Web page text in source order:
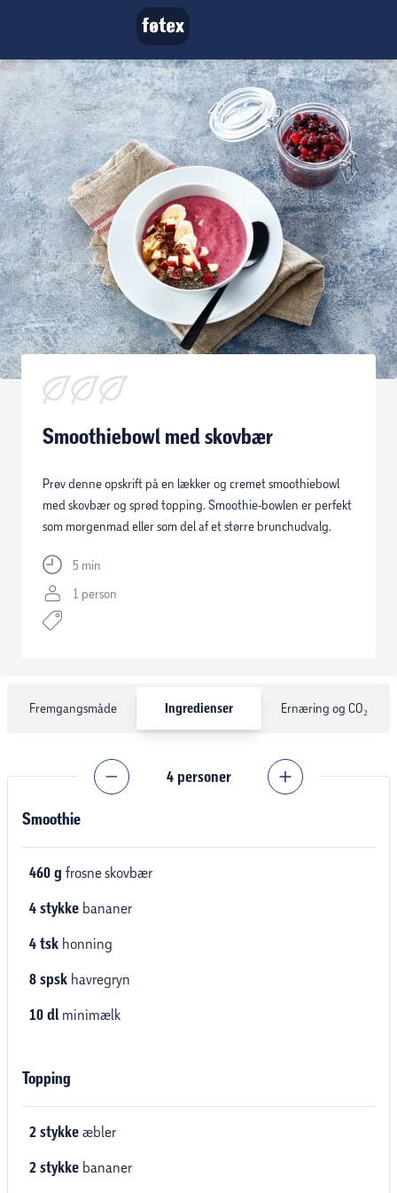
Smoothiebowl med skovbær
Prøv denne opskrift på en lækker og cremet smoothiebowl
med skovbær og sprød topping. Smoothie-bowlen er perfekt
som morgenmad eller som del af et større brunchudvalg.
5 min
1 person
Fremgangsmåde Ingredienser Ernæring og CO₂
4 personer
Smoothie
460 g frosne skovbær
4 stykke bananer
4 tsk honning
8 spsk havregryn
10 dl minimælk
Topping
2 stykke æbler
2 stykke bananer